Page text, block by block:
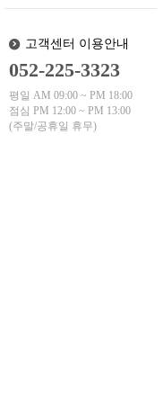
고객센터 이용안내
052-225-3323
평일 AM 09:00 ~ PM 18:00
점심 PM 12:00 ~ PM 13:00
(주말/공휴일 휴무)